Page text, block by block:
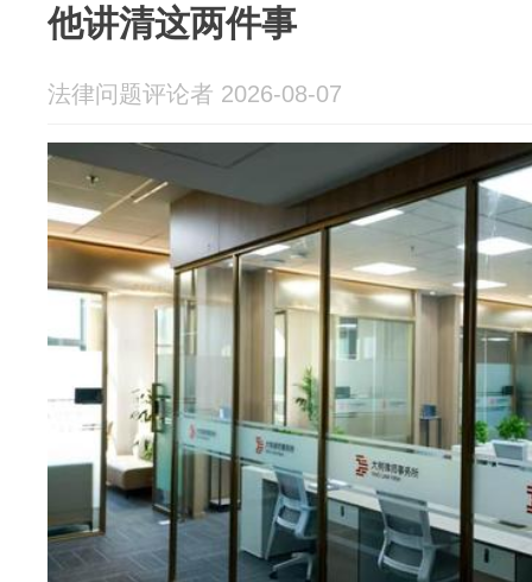
他讲清这两件事
法律问题评论者 2026-08-07